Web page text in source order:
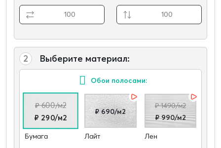
2 Выберите материал:
Обои полосами:
₽ 600/м2
₽ 290/м2
Бумага
₽ 690/м2
Лайт
₽ 1490/м2
₽ 990/м2
Лен